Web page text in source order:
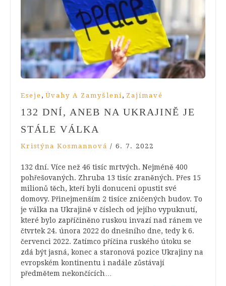
Eseje , Úvahy A Zamyšlení, Zajímavé
132 DNÍ, ANEB NA UKRAJINĚ JE
STÁLE VÁLKA
Kristýna Kosmannová / 6. 7. 2022
132 dní. Více než 46 tisíc mrtvých. Nejméně 400
pohřešovaných. Zhruba 13 tisíc zraněných. Přes 15
milionů těch, kteří byli donuceni opustit své
domovy. Přinejmenším 2 tisíce zničených budov. To
je válka na Ukrajině v číslech od jejího vypuknutí,
které bylo zapříčiněno ruskou invazí nad ránem ve
čtvrtek 24. února 2022 do dnešního dne, tedy k 6.
červenci 2022. Zatímco příčina ruského útoku se
zdá být jasná, konec a staronová pozice Ukrajiny na
evropském kontinentu i nadále zůstávají
předmětem nekončících…